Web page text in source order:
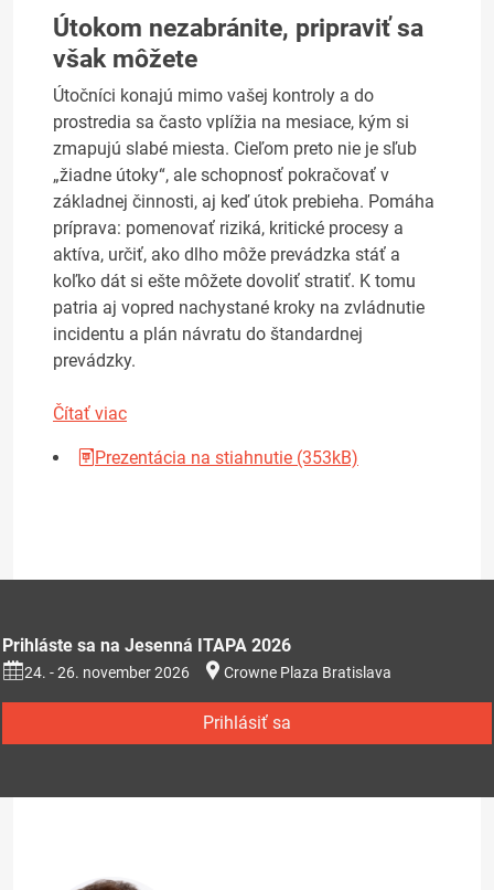
Útokom nezabránite, pripraviť sa
však môžete
Útočníci konajú mimo vašej kontroly a do
prostredia sa často vplížia na mesiace, kým si
zmapujú slabé miesta. Cieľom preto nie je sľub
„žiadne útoky“, ale schopnosť pokračovať v
základnej činnosti, aj keď útok prebieha. Pomáha
príprava: pomenovať riziká, kritické procesy a
aktíva, určiť, ako dlho môže prevádzka stáť a
koľko dát si ešte môžete dovoliť stratiť. K tomu
patria aj vopred nachystané kroky na zvládnutie
incidentu a plán návratu do štandardnej
prevádzky.
Čítať viac
Prezentácia na stiahnutie (353kB)
Prihláste sa na Jesenná ITAPA 2026
24. - 26. november 2026 Crowne Plaza Bratislava
Prihlásiť sa